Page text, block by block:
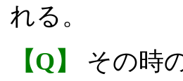
れる。
【Q】
その時